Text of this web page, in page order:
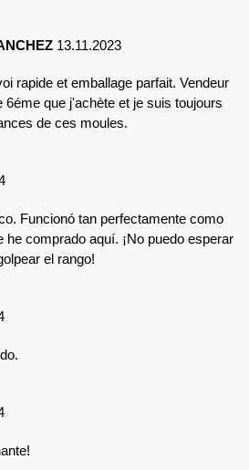
13.11.2023
rapide et emballage parfait. Vendeur
6éme que j'achète et je suis toujours
de ces moules.
Funcionó tan perfectamente como
he comprado aquí. ¡No puedo esperar
el rango!